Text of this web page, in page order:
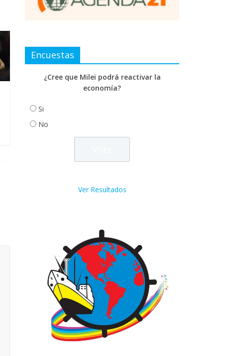
Encuestas
¿Cree que Milei podrá reactivar la
economía?
Si
No
Ver Resultados